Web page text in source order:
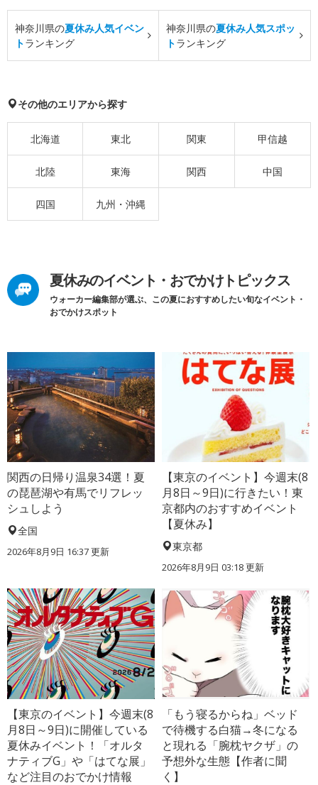
神奈川県の夏休み人気イベン
トランキング
神奈川県の夏休み人気スポッ
トランキング
その他のエリアから探す
北海道 東北 関東 甲信越
北陸 東海 関西 中国
四国 九州・沖縄
夏休みのイベント・おでかけトピックス
ウォーカー編集部が選ぶ、この夏におすすめしたい旬なイベント・
おでかけスポット
関西の日帰り温泉34選！夏
の琵琶湖や有馬でリフレッ
シュしよう
全国
2026年8月9日 16:37更新
【東京のイベント】今週末(8
月8日～9日)に行きたい！東
京都内のおすすめイベント
【夏休み】
東京都
2026年8月9日 03:18更新
【東京のイベント】今週末(8
月8日～9日)に開催している
夏休みイベント！「オルタ
ナティブG」や「はてな展」
など注目のおでかけ情報
「もう寝るからね」ベッド
で待機する白猫→冬になる
と現れる「腕枕ヤクザ」の
予想外な生態【作者に聞
く】